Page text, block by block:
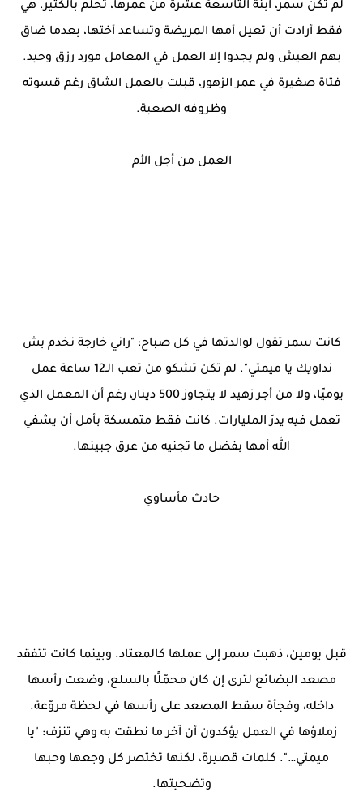
لم تكن سمر، ابنة التاسعة عشرة من عمرها، تحلم بالكثير. هي
فقط أرادت أن تعيل أمها المريضة وتساعد أختها، بعدما ضاق
بهم العيش ولم يجدوا إلا العمل في المعامل مورد رزق وحيد.
فتاة صغيرة في عمر الزهور، قبلت بالعمل الشاق رغم قسوته
وظروفه الصعبة.
العمل من أجل الأم
كانت سمر تقول لوالدتها في كل صباح: "راني خارجة نخدم بش
نداويك يا ميمتي". لم تكن تشكو من تعب الـ12 ساعة عمل
يوميًا، ولا من أجر زهيد لا يتجاوز 500 دينار، رغم أن المعمل الذي
تعمل فيه يدرّ المليارات. كانت فقط متمسكة بأمل أن يشفي
الله أمها بفضل ما تجنيه من عرق جبينها.
حادث مأساوي
قبل يومين، ذهبت سمر إلى عملها كالمعتاد. وبينما كانت تتفقد
مصعد البضائع لترى إن كان محمّلًا بالسلع، وضعت رأسها
داخله، وفجأة سقط المصعد على رأسها في لحظة مروّعة.
زملاؤها في العمل يؤكدون أن آخر ما نطقت به وهي تنزف: "يا
ميمتي…". كلمات قصيرة، لكنها تختصر كل وجعها وحبها
وتضحيتها.